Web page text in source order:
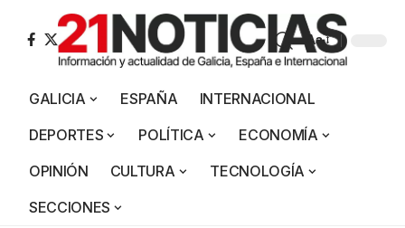
Aa
GALICIA ESPAÑA
INTERNACIONAL
DEPORTES
POLÍTICA
ECONOMÍA
OPINIÓN
CULTURA
TECNOLOGÍA
SECCIONES